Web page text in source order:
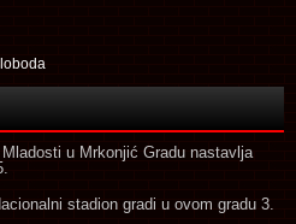
u Mrkonjić Gradu nastavlja
stadion gradi u ovom gradu 3.